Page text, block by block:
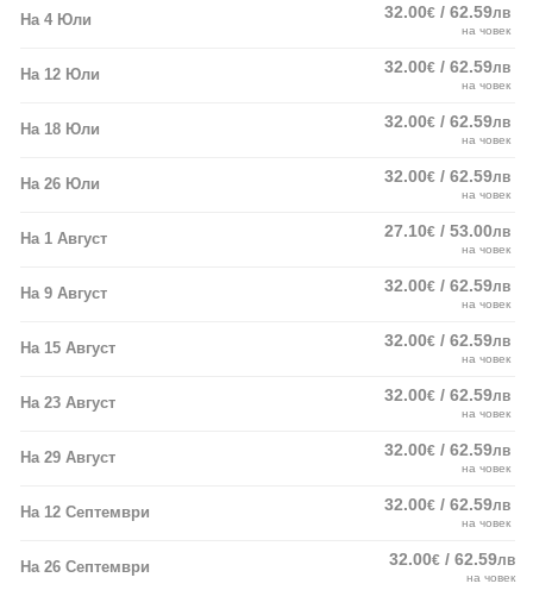
На 4 Юли 32.00€ / 62.59лв
на човек
На 12 Юли 32.00€ / 62.59лв
на човек
На 18 Юли 32.00€ / 62.59лв
на човек
На 26 Юли 32.00€ / 62.59лв
на човек
На 1 Август 27.10€ / 53.00лв
на човек
На 9 Август 32.00€ / 62.59лв
на човек
На 15 Август 32.00€ / 62.59лв
на човек
На 23 Август 32.00€ / 62.59лв
на човек
На 29 Август 32.00€ / 62.59лв
на човек
На 12 Септември 32.00€ / 62.59лв
на човек
На 26 Септември 32.00€ / 62.59лв
на човек